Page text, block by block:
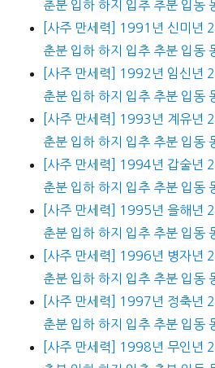
춘분 입하 하지 입추 추분 입동
[사주 만세력] 1991년 신미년
춘분 입하 하지 입추 추분 입동
[사주 만세력] 1992년 임신년
춘분 입하 하지 입추 추분 입동
[사주 만세력] 1993년 계유년
춘분 입하 하지 입추 추분 입동
[사주 만세력] 1994년 갑술년
춘분 입하 하지 입추 추분 입동
[사주 만세력] 1995년 을해년
춘분 입하 하지 입추 추분 입동
[사주 만세력] 1996년 병자년
춘분 입하 하지 입추 추분 입동
[사주 만세력] 1997년 정축년
춘분 입하 하지 입추 추분 입동
[사주 만세력] 1998년 무인년